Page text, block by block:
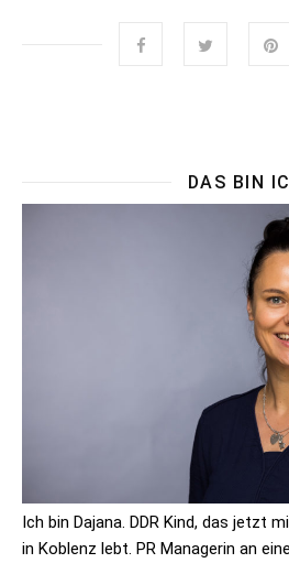
DAS BIN
Ich bin Dajana. DDR Kind, das jetzt
in Koblenz lebt. PR Managerin an